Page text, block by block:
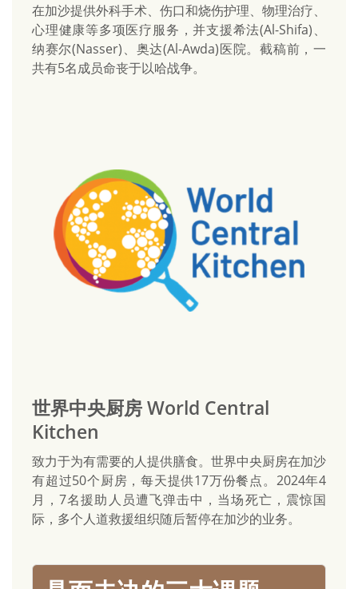
在加沙提供外科手术、伤口和烧伤护理、物理治疗、
心理健康等多项医疗服务，并支援希法(Al-Shifa)、
纳赛尔(Nasser)、奥达(Al-Awda)医院。截稿前，一
共有5名成员命丧于以哈战争。
世界中央厨房 World Central
Kitchen
致力于为有需要的人提供膳食。世界中央厨房在加沙
有超过50个厨房，每天提供17万份餐点。2024年4
月，7名援助人员遭飞弹击中，当场死亡，震惊国
际，多个人道救援组织随后暂停在加沙的业务。